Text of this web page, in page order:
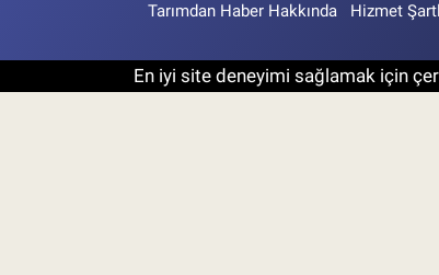
Tarımdan Haber Hakkında Hizmet
En iyi site deneyimi sağlamak için